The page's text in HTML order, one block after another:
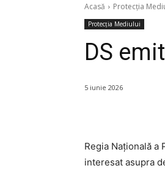
Acasă Protecția
Protecția Mediului
DS
5 iunie 2026
Regia Națională a
interesat asupra